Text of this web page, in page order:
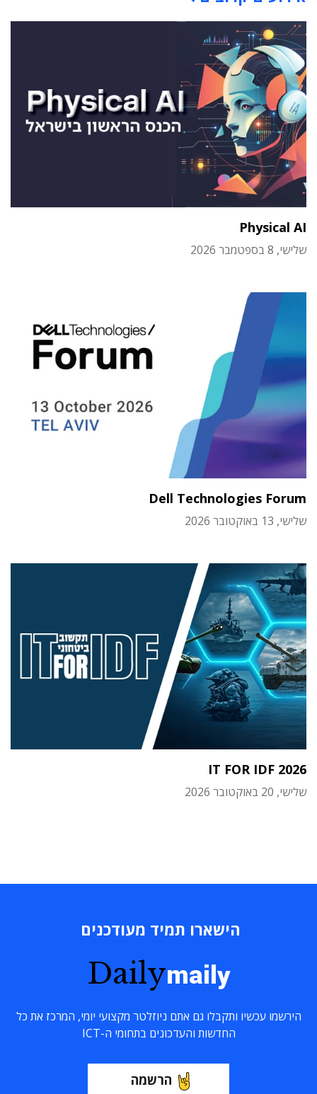
Physical AI
שלישי, 8 בספטמבר 2026
Dell Technologies Forum
שלישי, 13 באוקטובר 2026
IT FOR IDF 2026
שלישי, 20 באוקטובר 2026
הישארו תמיד מעודכנים
Dailymaily
הירשמו עכשיו ותקבלו גם אתם ניוזלטר מקצועי יומי, המרכז את כל
החדשות והעדכונים בתחומי ה-ICT
הרשמה